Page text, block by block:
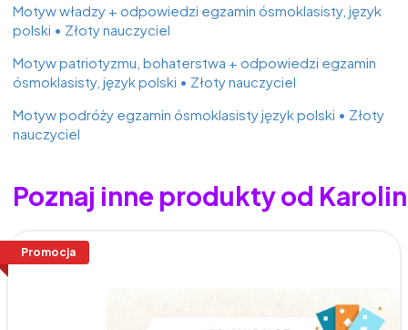
Motyw władzy + odpowiedzi egzamin ósmoklasisty, język
polski • Złoty nauczyciel
Motyw patriotyzmu, bohaterstwa + odpowiedzi egzamin
ósmoklasisty, język polski • Złoty nauczyciel
Motyw podróży egzamin ósmoklasisty język polski • Złoty
nauczyciel
Poznaj inne produkty od
Promocja